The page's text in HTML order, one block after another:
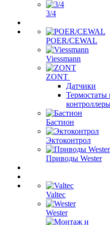
3/4
POER/CEWAL
Viessmann
ZONT
Датчики
Термостаты
Бастион
Эктоконтрол
Приводы Wester
Valtec
Wester